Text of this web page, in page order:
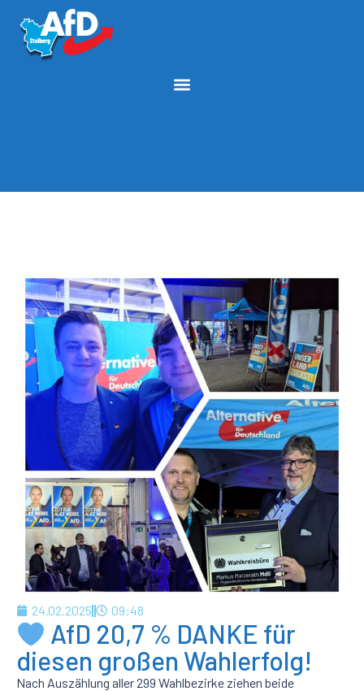
24.02.2025 09:48
AfD 20,7 % DANKE für
diesen großen Wahlerfolg!
Nach Auszählung aller 299 Wahlbezirke ziehen beide